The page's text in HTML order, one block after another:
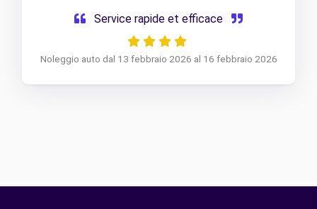
Service rapide et efficace
Noleggio auto dal 13 febbraio 2026 al 16 febbraio 2026